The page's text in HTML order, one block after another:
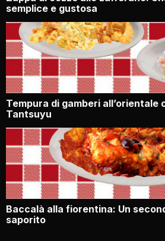
semplice e gustosa
Tempura di gamberi all’orientale
Tantsuyu
Baccalà alla fiorentina: Un
saporito